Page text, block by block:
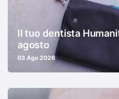
Il tuo dentista
agosto
03 Ago 2026